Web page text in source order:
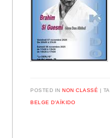
POSTED INNON CLASSÉ
BELGE D'AÏKIDO